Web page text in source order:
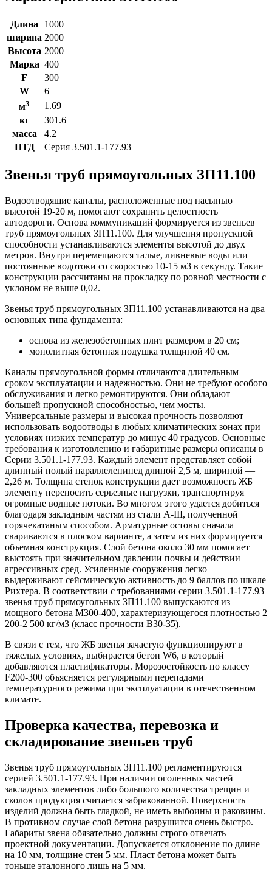
Длина
1000
ширина 2000
Высота 2000
Марка 400
F
300
W
6
м3
1.69
кг
301.6
масса
4.2
НТД
Серия 3.501.1-177.93
Звенья труб прямоугольных ЗП11.100
Водоотводящие каналы, расположенные под насыпью
высотой 19-20 м, помогают сохранить целостность
автодороги. Основа коммуникаций формируется из звеньев
труб прямоугольных ЗП11.100. Для улучшения пропускной
способности устанавливаются элементы высотой до двух
метров. Внутри перемещаются талые, ливневые воды или
постоянные водотоки со скоростью 10-15 м3 в секунду. Такие
конструкции рассчитаны на прокладку по ровной местности с
уклоном не выше 0,02.
Звенья труб прямоугольных ЗП11.100 устанавливаются на два
основных типа фундамента:
основа из железобетонных плит размером в 20 см;
монолитная бетонная подушка толщиной 40 см.
Каналы прямоугольной формы отличаются длительным
сроком эксплуатации и надежностью. Они не требуют особого
обслуживания и легко ремонтируются. Они обладают
большей пропускной способностью, чем мосты.
Универсальные размеры и высокая прочность позволяют
использовать водоотводы в любых климатических зонах при
условиях низких температур до минус 40 градусов. Основные
требования к изготовлению и габаритные размеры описаны в
Серии 3.501.1-177.93. Каждый элемент представляет собой
длинный полый параллелепипед длиной 2,5 м, шириной —
2,26 м. Толщина стенок конструкции дает возможность ЖБ
элементу переносить серьезные нагрузки, транспортируя
огромные водные потоки. Во многом этого удается добиться
благодаря закладным частям из стали A-III, полученной
горячекатаным способом. Арматурные остовы сначала
свариваются в плоском варианте, а затем из них формируется
объемная конструкция. Слой бетона около 30 мм помогает
выстоять при значительном давлении почвы и действии
агрессивных сред. Усиленные сооружения легко
выдерживают сейсмическую активность до 9 баллов по шкале
Рихтера. В соответствии с требованиями серии 3.501.1-177.93
звенья труб прямоугольных ЗП11.100 выпускаются из
мощного бетона М300-400, характеризующегося плотностью 2
200-2 500 кг/м3 (класс прочности В30-35).
В связи с тем, что ЖБ звенья зачастую функционируют в
тяжелых условиях, выбирается бетон W6, в который
добавляются пластификаторы. Морозостойкость по классу
F200-300 объясняется регулярными перепадами
температурного режима при эксплуатации в отечественном
климате.
Проверка качества, перевозка и
складирование звеньев труб
Звенья труб прямоугольных ЗП11.100 регламентируются
серией 3.501.1-177.93. При наличии оголенных частей
закладных элементов либо большого количества трещин и
сколов продукция считается забракованной. Поверхность
изделий должна быть гладкой, не иметь выбоины и раковины.
В противном случае слой бетона разрушится очень быстро.
Габариты звена обязательно должны строго отвечать
проектной документации. Допускается отклонение по длине
на 10 мм, толщине стен 5 мм. Пласт бетона может быть
тоньше эталонного лишь на 5 мм.